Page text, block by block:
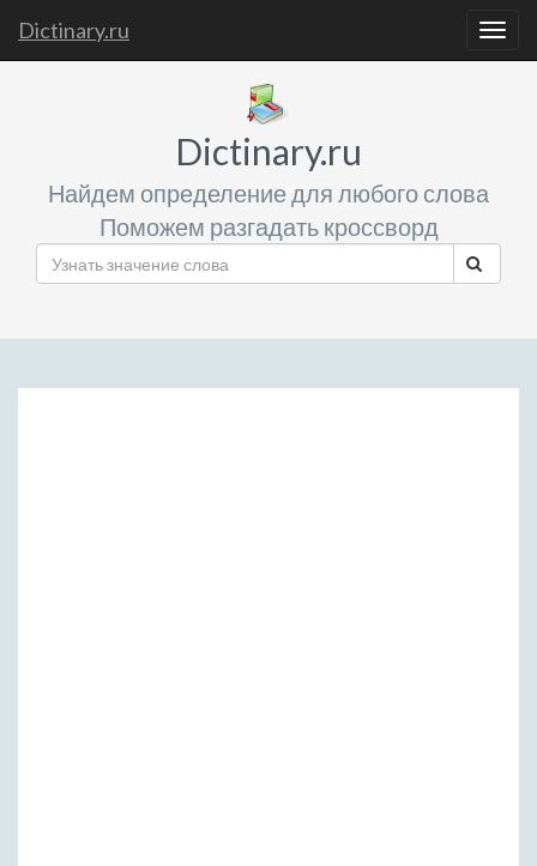
Dictinary.ru
Dictinary.ru
Найдем определение для любого слова
Поможем разгадать кроссворд